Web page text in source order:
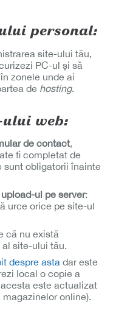
personal:
site-ului tău,
PC-ul și să
zonele unde ai
de hosting.
ului web:
de contact,
fi completat de
sunt obligatorii înainte
ul pe server:
urce orice pe site-ul
că nu există
site-ului tău.
despre asta dar este
local o copie a
este actualizat
online).